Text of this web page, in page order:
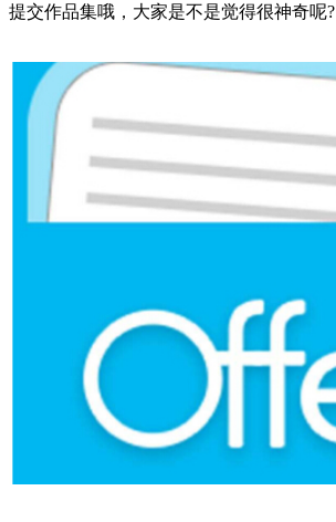
提交作品集哦，大家是不是觉得很神奇呢?